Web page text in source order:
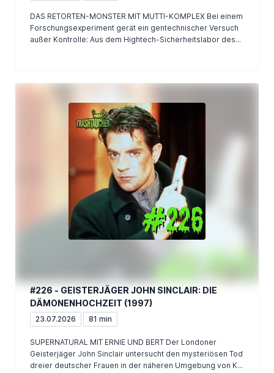
DAS RETORTEN-MONSTER MIT MUTTI-KOMPLEX Bei einem
Forschungsexperiment gerät ein gentechnischer Versuch
außer Kontrolle: Aus dem Hightech-Sicherheitslabor des...
#226 - GEISTERJÄGER JOHN SINCLAIR: DIE
DÄMONENHOCHZEIT (1997)
23.07.2026 81 min
SUPERNATURAL MIT ERNIE UND BERT Der Londoner
Geisterjäger John Sinclair untersucht den mysteriösen Tod
dreier deutscher Frauen in der näheren Umgebung von K...